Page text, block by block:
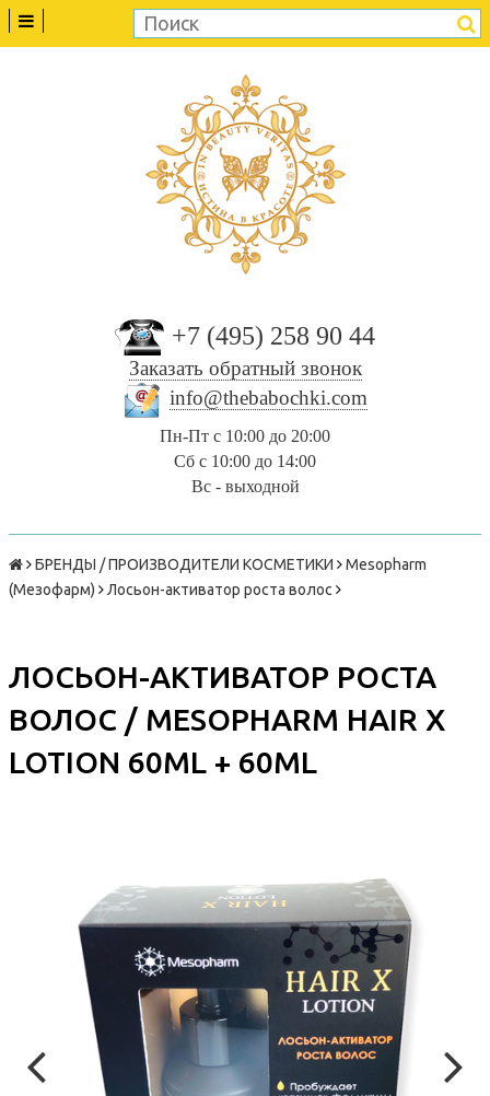
+7 (495) 258 90 44
Заказать обратный звонок
info@thebabochki.com
Пн-Пт с 10:00 до 20:00
Сб с 10:00 до 14:00
Вс - выходной
БРЕНДЫ / ПРОИЗВОДИТЕЛИ КОСМЕТИКИ
Mesopharm
(Мезофарм)
Лосьон-активатор роста волос
ЛОСЬОН-АКТИВАТОР РОСТА
ВОЛОС / MESOPHARM HAIR X
LOTION 60ML + 60ML